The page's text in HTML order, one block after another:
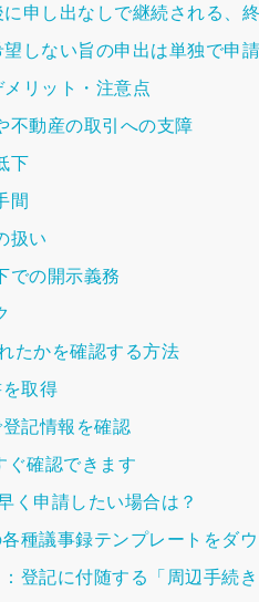
申し出なしで継続される、
しない旨の申出は単独で申
リット・注意点
動産の取引への支障
下
間
扱い
の開示義務
たかを確認する方法
取得
記情報を確認
ぐ確認できます
く申請したい場合は？
種議事録テンプレートをダウ
登記に付随する「周辺手続